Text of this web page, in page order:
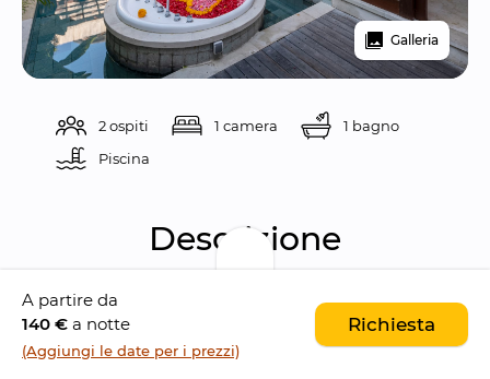
Galleria
2 ospiti 1 camera
1 bagno
Piscina
Descrizione
Concedetevi un'esperienza davvero
romantica
all'Asvara, un complesso di ville
situato a Ubud, che cattura l'essenza di una
A partire da
140 € a notte
(Aggiungi le date per i prezzi)
Richiesta